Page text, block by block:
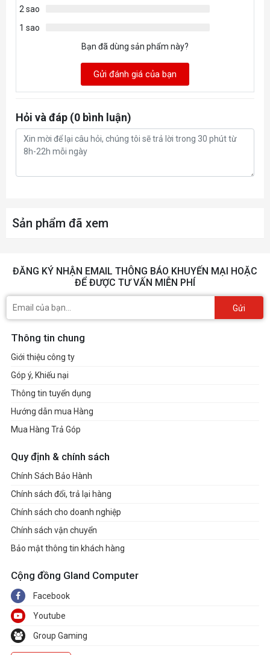
HDMI
Khe cắm thẻ nhớ
1 x Mic-in/Headphone-
HD type (30fps@720p)
Bàn Phím Laptop
Mouse (Chuột Laptop)
Cảm ứng đa điểm
Pin Laptop
Dung lượng pin
4Cell 90WHrs
Hệ điều hành (Operating System)
2.55 kg
Màu sắc Black (Đen)
Phụ kiện đi kèm
2 sao
1 sao
Bạn đã dùng sản phẩm này?
Gửi đánh giá của bạn
Hỏi và đáp (0 bình luận)
Sản phẩm đã xem
ĐĂNG KÝ NHẬN EMAIL THÔNG BÁO KHUYẾN MẠI HOẶC
ĐỂ ĐƯỢC TƯ VẤN MIỄN PHÍ
Gửi
Thông tin chung
Giới thiệu công ty
Góp ý, Khiếu nại
Thông tin tuyển dụng
Hướng dẫn mua Hàng
Mua Hàng Trả Góp
Quy định & chính sách
Chính Sách Bảo Hành
Chính sách đổi, trả lại hàng
Chính sách cho doanh nghiệp
Chính sách vận chuyển
Bảo mật thông tin khách hàng
Cộng đồng Gland Computer
Facebook
Youtube
Group Gaming